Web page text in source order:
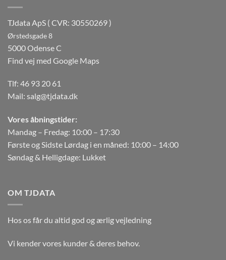
TJdata ApS ( CVR: 30550269 )
Ørstedsgade 8
5000 Odense C
Find vej med Google Maps
Tlf: 46 93 20 61
Mail: salg@tjdata.dk
Vores åbningstider:
Mandag – Fredag: 10:00 – 17:30
Første og Sidste Lørdag i en måned: 10:00 – 14:00
Søndag & Helligdage: Lukket
OM TJDATA
Hos os får du altid god og ærlig vejledning
Vi kender vores kunder & deres behov.